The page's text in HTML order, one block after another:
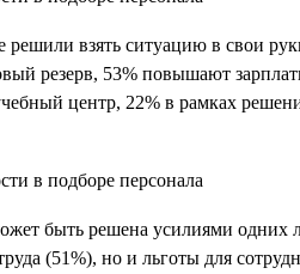
решили взять ситуацию в свои
резерв, 53% повышают
центр, 22% в рамках
быть решена усилиями одних
(51%), но и льготы для